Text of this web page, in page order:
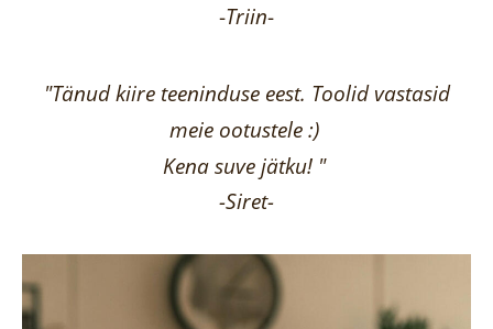
-Triin-
"Tänud kiire teeninduse eest. Toolid vastasid
meie ootustele :)
Kena suve jätku! "
-Siret-